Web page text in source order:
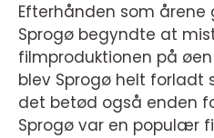
Efterhånden som
Sprogø begyndte at
filmproduktionen på øen
blev Sprogø helt
det betød også enden
Sprogø var en populær